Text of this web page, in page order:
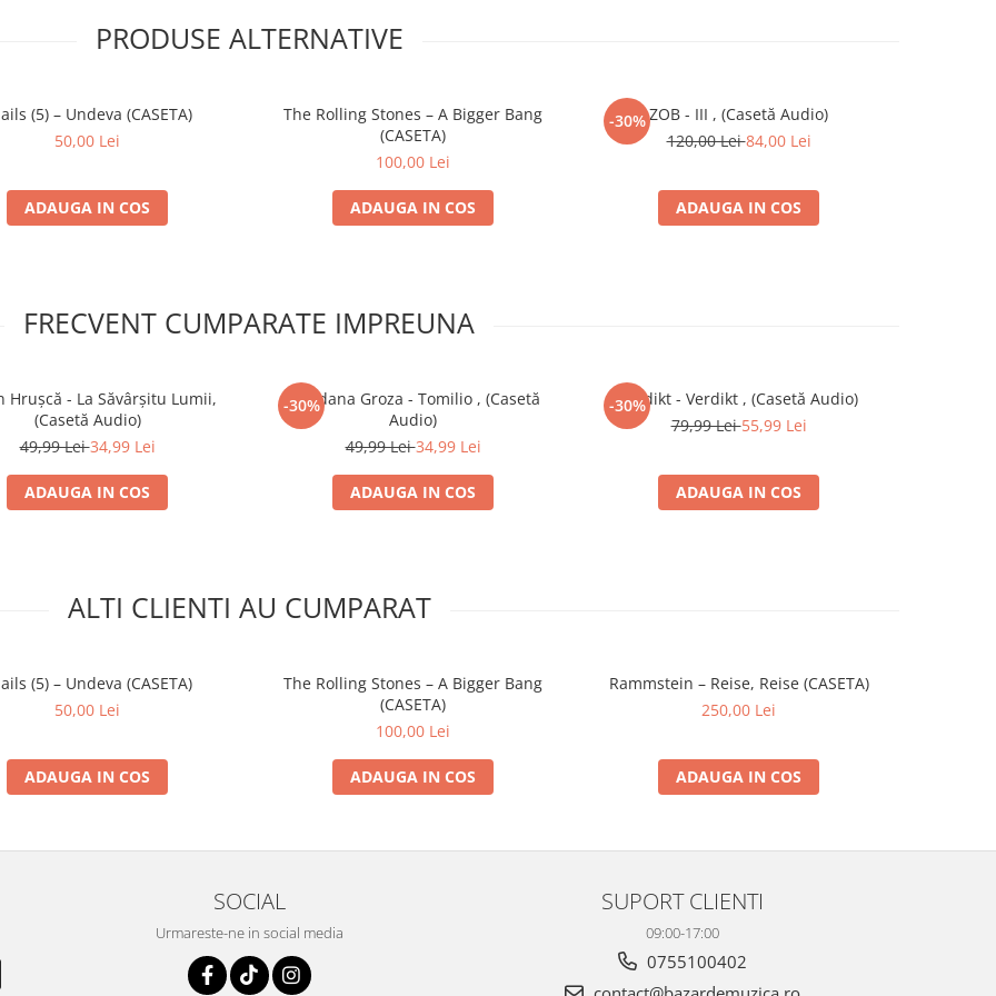
PRODUSE ALTERNATIVE
(5) – Undeva (CASETA)
50,00 Lei
ADAUGA IN COS
The Rolling Stones – A Bigger Bang
(CASETA)
100,00 Lei
ADAUGA IN COS
-30%ZOB - III , (Casetă Audio)
120,00 Lei84,00 Lei
ADAUGA IN COS
FRECVENT CUMPARATE IMPREUNA
Hrușcă - La Săvârșitu Lumii,
(Casetă Audio)
49,99 Lei34,99 Lei
ADAUGA IN COS
-30%
Loredana Groza - Tomilio , (Casetă
Audio)
49,99 Lei34,99 Lei
ADAUGA IN COS
-30%
Verdikt - Verdikt , (Casetă Audio)
79,99 Lei55,99 Lei
ADAUGA IN COS
ALTI CLIENTI AU CUMPARAT
(5) – Undeva (CASETA)
50,00 Lei
ADAUGA IN COS
The Rolling Stones – A Bigger Bang
(CASETA)
100,00 Lei
ADAUGA IN COS
Rammstein – Reise, Reise (CASETA)
250,00 Lei
ADAUGA IN COS
SOCIAL
Urmareste-ne in social media
SUPORT CLIENTI
09:00-17:00
0755100402